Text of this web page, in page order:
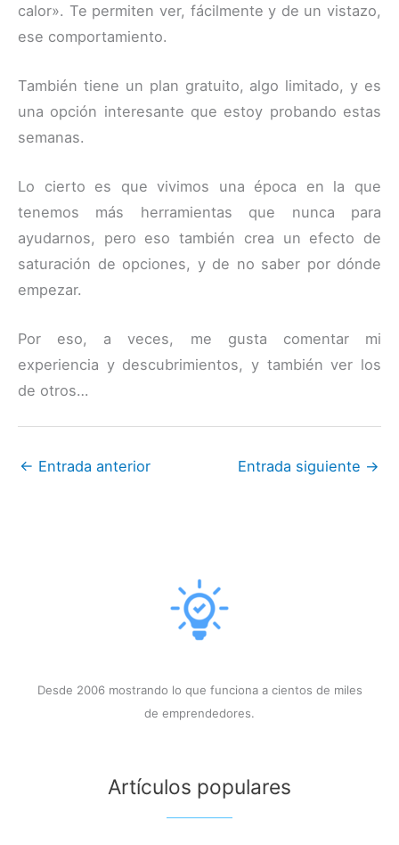
calor». Te permiten ver, fácilmente y de un vistazo,
ese comportamiento.
También tiene un plan gratuito, algo limitado, y es
una opción interesante que estoy probando estas
semanas.
Lo cierto es que vivimos una época en la que
tenemos más herramientas que nunca para
ayudarnos, pero eso también crea un efecto de
saturación de opciones, y de no saber por dónde
empezar.
Por eso, a veces, me gusta comentar mi
experiencia y descubrimientos, y también ver los
de otros…
← Entrada anterior Entrada siguiente →
Desde 2006 mostrando lo que funciona a cientos de miles
de emprendedores.
Artículos populares